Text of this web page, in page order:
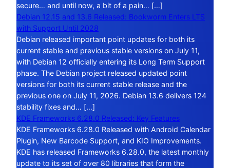
secure… and until now, a bit of a pain… […]
Debian 12.15 and 13.6 Released: Bookworm Enters LTS
with Support Until 2028
Debian released important point updates for both its
current stable and previous stable versions on July 11,
with Debian 12 officially entering its Long Term Support
phase. The Debian project released updated point
versions for both its current stable release and the
previous one on July 11, 2026. Debian 13.6 delivers 124
stability fixes and… […]
KDE Frameworks 6.28.0 Released: Key Features
KDE Frameworks 6.28.0 Released with Android Calendar
Plugin, New Barcode Support, and KIO Improvements.
KDE has released Frameworks 6.28.0, the latest monthly
update to its set of over 80 libraries that form the